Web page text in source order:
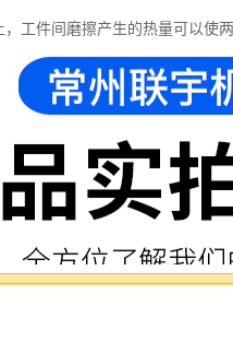
工件间磨擦产生的热量可以使